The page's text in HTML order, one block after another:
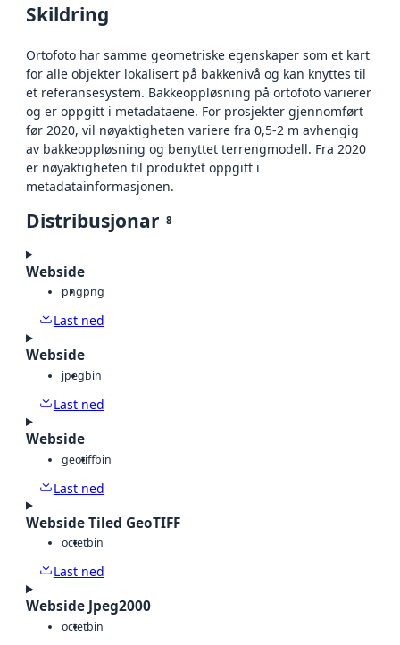
Skildring
Ortofoto har samme geometriske egenskaper som et kart
for alle objekter lokalisert på bakkenivå og kan knyttes til
et referansesystem. Bakkeoppløsning på ortofoto varierer
og er oppgitt i metadataene. For prosjekter gjennomført
før 2020, vil nøyaktigheten variere fra 0,5-2 m avhengig
av bakkeoppløsning og benyttet terrengmodell. Fra 2020
er nøyaktigheten til produktet oppgitt i
metadatainformasjonen.
Distribusjonar 8
Webside
pngpng
Last ned
Webside
jpegbin
Last ned
Webside
geotiffbin
Last ned
Webside Tiled GeoTIFF
octetbin
Last ned
Webside Jpeg2000
octetbin